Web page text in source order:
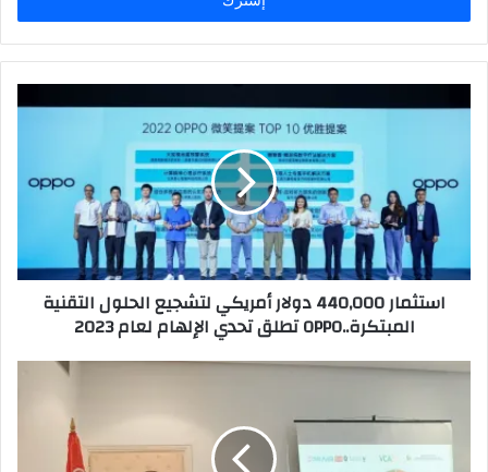
استثمار 440,000 دولار أمريكي لتشجيع الحلول التقنية
المبتكرة..OPPO تطلق تحدي الإلهام لعام 2023